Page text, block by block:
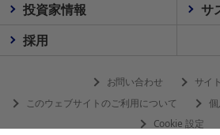
投資家情報
サ
採用
お問い合わせ
サイ
このウェブサイトのご利用について
Cookie 設定